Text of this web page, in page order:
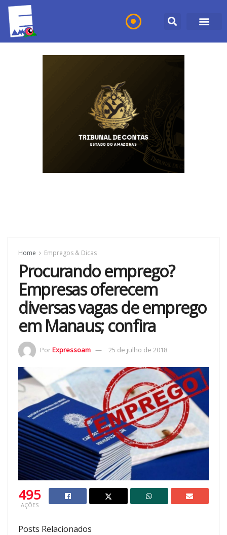
Home Empregos & Dicas
Procurando emprego?
Empresas oferecem
diversas vagas de emprego
em Manaus; confira
PorExpressoam 25 de julho de 2018
495
AÇÕES
Posts Relacionados